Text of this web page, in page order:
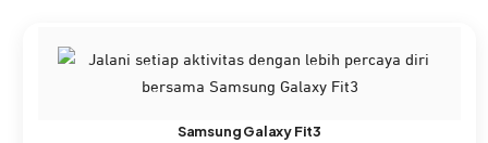
Samsung Galaxy Fit3